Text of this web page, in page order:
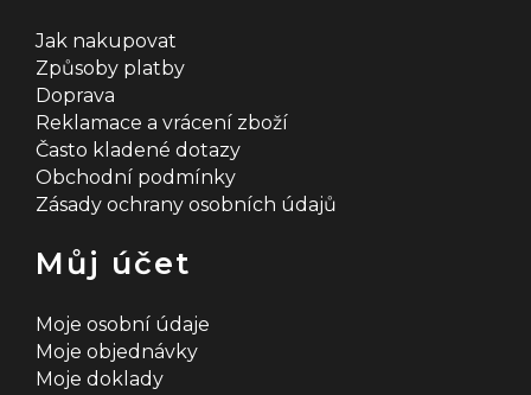
Jak nakupovat
Způsoby platby
Doprava
Reklamace a vrácení zboží
Často kladené dotazy
Obchodní podmínky
Zásady ochrany osobních údajů
Můj účet
Moje osobní údaje
Moje objednávky
Moje doklady